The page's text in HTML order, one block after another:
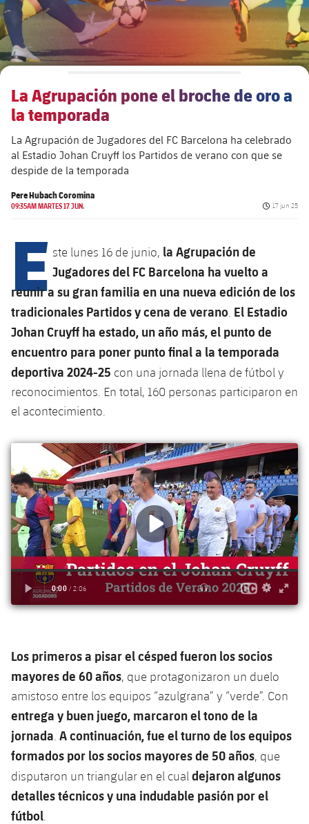
Presidentes
Patronato FBV
Transparencia
Alianzas
Contacto
Residencias para la Gente Mayor
Barcelonismo y vida activa
Código ético
La Agrupación pone el broche de oro a
la temporada
La Agrupación de Jugadores del FC Barcelona ha celebrado
al Estadio Johan Cruyff los Partidos de verano con que se
despide de la temporada
Pere Hubach Coromina
09:35AM MARTES 17 JUN. Fecha de
17 jun 25
E ste lunes 16 de junio, la Agrupación de
Jugadores del FC Barcelona ha vuelto a
reunir a su gran familia en una nueva edición de los
tradicionales Partidos y cena de verano El Estadio
Johan Cruyff ha estado, un año más, el punto de
encuentro para poner punto final a la temporada
deportiva 2024-25 con una jornada llena de fútbol y
reconocimientos. En total, 160 personas participaron en
el acontecimiento.
Los primeros a pisar el césped fueron los socios
mayores de 60 años, que protagonizaron un duelo
amistoso entre los equipos “azulgrana” y “verde”. Con
entrega y buen juego, marcaron el tono de la
jornada A continuación, fue el turno de los equipos
formados por los socios mayores de 50 años, que
disputaron un triangular en el cual dejaron algunos
detalles técnicos y una indudable pasión por el
fútbol